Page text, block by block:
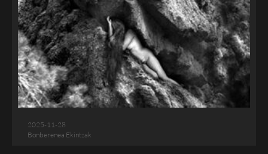
2025-11-28
Bonberenea Ekintzak